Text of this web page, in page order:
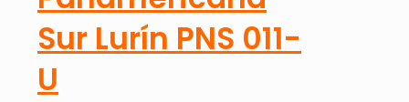
Sur Lurín PNS 011-
U